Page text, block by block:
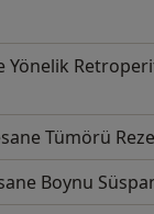
Yönelik
Tümörü
Boynu